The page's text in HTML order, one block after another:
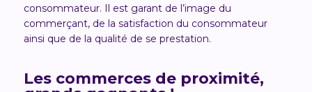
consommateur. Il est garant de l’image du
commerçant, de la satisfaction du consommateur
ainsi que de la qualité de se prestation.
Les commerces de proximité,